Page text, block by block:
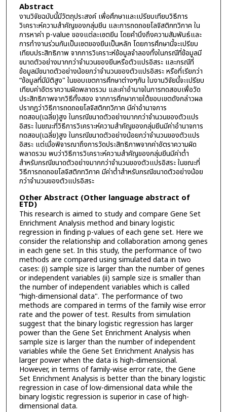
Abstract
งานวิจัยฉบับนี้มีวัตถุประสงค์ เพื่อศึกษาและเปรียบเทียบวิธีการ
วิเคราะห์ความสำคัญของกลุ่มยีน และการถดถอยโลจิสติกทวิภาค ใน
การหาค่า p-value ของแต่ละเซตยีน โดยคำนึงถึงความสัมพันธ์และ
การทำงานร่วมกันเป็นเซตของยีนเป็นหลัก โดยการศึกษานี้จะเปรียบ
เทียบประสิทธิภาพ จากการวิเคราะห์ข้อมูลจำลองทั้งในกรณีที่ข้อมูลมี
ขนาดตัวอย่างมากกว่าจำนวนของยีนหรือตัวแปรอิสระ และกรณีที่
ข้อมูลมีขนาดตัวอย่างน้อยกว่าจำนวนของตัวแปรอิสระ หรือที่เรียกว่า
“ข้อมูลที่มีมิติสูง" ในขอบเขตการศึกษาต่างๆกัน ในงานวิจัยนี้จะเปรียบ
เทียบค่าอัตราความผิดพลาดรวม และค่าอำนาจในการทดสอบเพื่อวัด
ประสิทธิภาพจากวิธีทั้งสอง จากการศึกษาภายใต้ขอบเขตดังกล่าวผล
ปรากฏว่าวิธีการถดถอยโลจิสติกทวิภาค มีค่าอำนาจการ
ทดสอบ(เฉลี่ย)สูง ในกรณีขนาดตัวอย่างมากกว่าจำนวนของตัวแปร
อิสระ ในขณะที่วิธีการวิเคราะห์ความสำคัญของกลุ่มยีนมีค่าอำนาจการ
ทดสอบ(เฉลี่ย)สูง ในกรณีขนาดตัวอย่างน้อยกว่าจำนวนของตัวแปร
อิสระ แต่เมื่อพิจารณาถึงการวัดประสิทธิภาพจากค่าอัตราความผิด
พลาดรวม พบว่าวิธีการวิเคราะห์ความสำคัญของกลุ่มยีนมีค่าต่ำ
สำหรับกรณีขนาดตัวอย่างมากกว่าจำนวนของตัวแปรอิสระ ในขณะที่
วิธีการถดถอยโลจิสติกทวิภาค มีค่าต่ำสำหรับกรณีขนาดตัวอย่างน้อย
กว่าจำนวนของตัวแปรอิสระ
Other Abstract (Other language abstract of
ETD)
This research is aimed to study and compare Gene Set
Enrichment Analysis method and binary logistic
regression in finding p-values of each gene set. Here we
consider the relationship and collaboration among genes
in each gene set. In this study, the performance of two
methods are compared using simulated data in two
cases: (i) sample size is larger than the number of genes
or independent variables (ii) sample size is smaller than
the number of independent variables which is called
“high-dimensional data". The performance of two
methods are compared in terms of the family wise error
rate and the power of test. Results from simulation
suggest that the binary logistic regression has larger
power than the Gene Set Enrichment Analysis when
sample size is larger than the number of independent
variables while the Gene Set Enrichment Analysis has
larger power when the data is high-dimensional.
However, in terms of family-wise error rate, the Gene
Set Enrichment Analysis is better than the binary logistic
regression in case of low-dimensional data while the
binary logistic regression is superior in case of high-
dimensional data.